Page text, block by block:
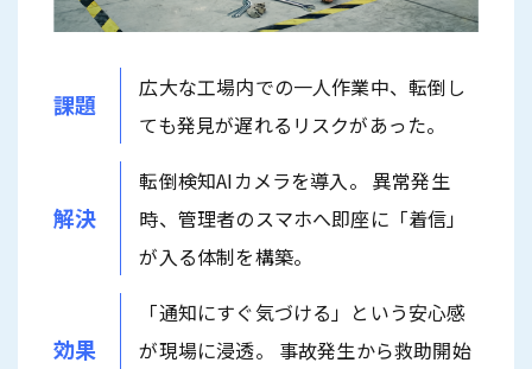
課題
広大な工場内での一人作業中、転倒し
ても発見が遅れるリスクがあった。
解決
転倒検知AIカメラを導入。 異常発生
時、管理者のスマホへ即座に「着信」
が入る体制を構築。
効果
「通知にすぐ気づける」という安心感
が現場に浸透。 事故発生から救助開始